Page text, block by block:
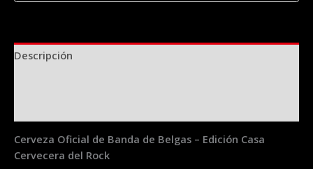
Descripción
Cerveza Oficial de Banda de Belgas – Edición Casa
Cervecera del Rock